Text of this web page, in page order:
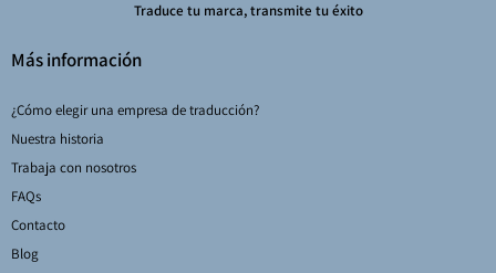
Traduce tu marca, transmite tu éxito
Más información
¿Cómo elegir una empresa de traducción?
Nuestra historia
Trabaja con nosotros
FAQs
Contacto
Blog